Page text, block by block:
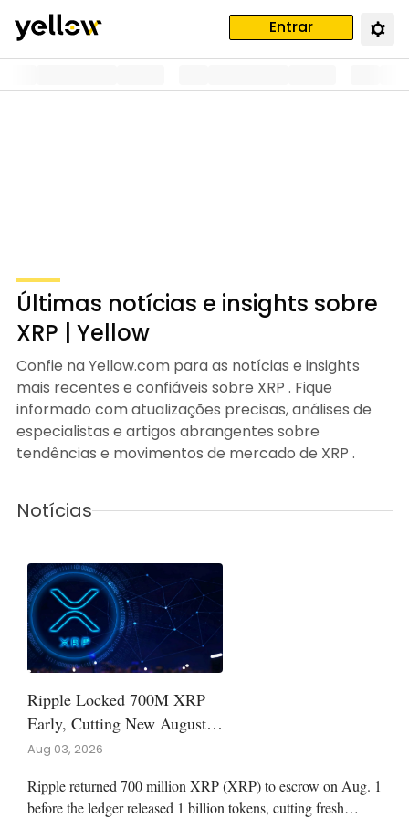
Entrar
Últimas notícias e insights sobre
XRP | Yellow
Confie na Yellow.com para as notícias e insights
mais recentes e confiáveis sobre XRP . Fique
informado com atualizações precisas, análises de
especialistas e artigos abrangentes sobre
tendências e movimentos de mercado de XRP .
Notícias
Ripple Locked 700M XRP
Early, Cutting New August
Supply To A Third
Aug 03, 2026
Ripple returned 700 million XRP (XRP) to escrow on Aug. 1
before the ledger released 1 billion tokens, cutting fresh